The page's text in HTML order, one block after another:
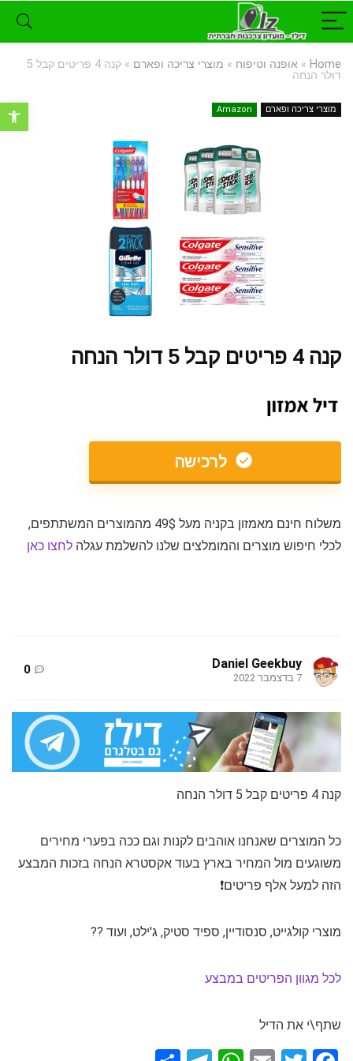
פתח
Home
» אופנה וטיפוח » מוצרי צריכה ופארם »
קנה 4 פריטים קבל 5
דולר הנחה
מוצרי צריכה ופארם Amazon
קנה 4 פריטים קבל 5 דולר הנחה
לרכישה
משלוח חינם מאמזון בקניה מעל 49$ מהמוצרים המשתתפים,
לכלי חיפוש מוצרים והמומלצים שלנו להשלמת עגלה לחצו כאן
Daniel Geekbuy
7 בדצמבר 2022
0
קנה 4 פריטים קבל 5 דולר הנחה
כל המוצרים שאנחנו אוהבים לקנות וגם ככה בפערי מחירים
משוגעים מול המחיר בארץ בעוד אקסטרא הנחה בזכות המבצע
הזה למעל אלף פריטים❗️
מוצרי קולגייט, סנסודיין, ספיד סטיק, ג'ילט, ועוד ??
לכל מגוון הפריטים במבצע
שתף\י את הדיל